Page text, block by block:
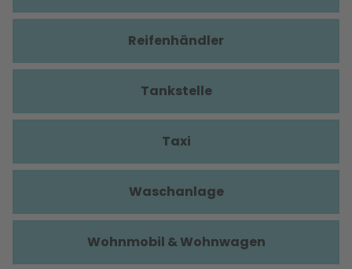
Reifenhändler
Tankstelle
Taxi
Waschanlage
Wohnmobil & Wohnwagen